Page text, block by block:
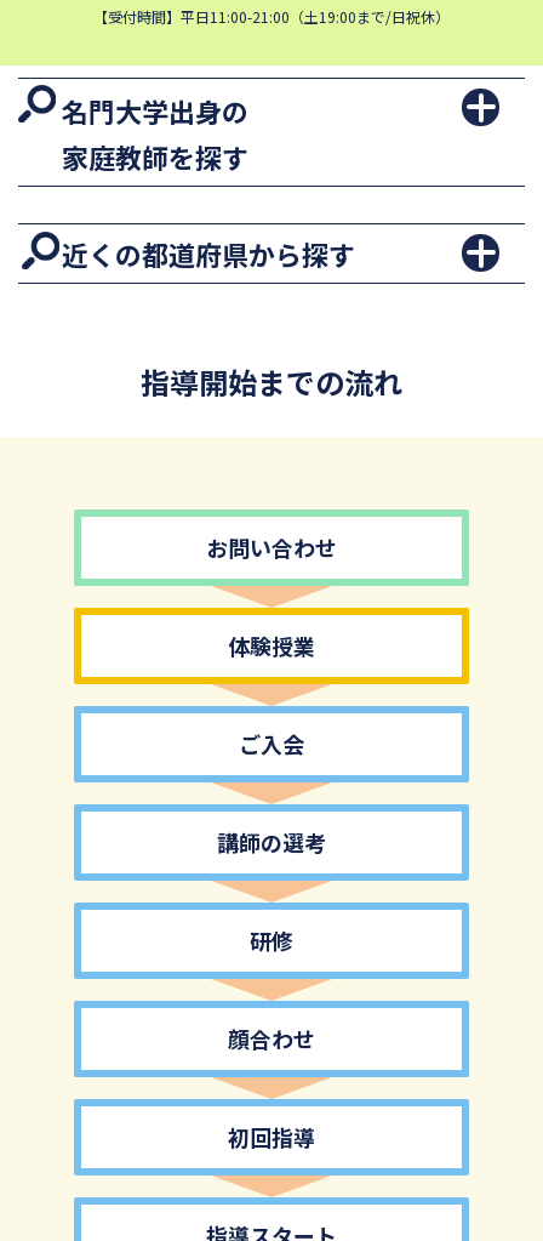
【受付時間】平日11:00-21:00（土19:00まで/日祝休）
名門大学出身の
家庭教師を探す
近くの都道府県から探す
指導開始までの流れ
お問い合わせ
体験授業
ご入会
講師の選考
研修
顔合わせ
初回指導
指導スタート